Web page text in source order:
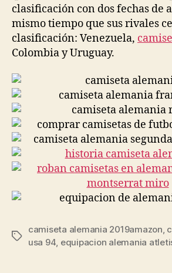
clasificación con dos fechas de
mismo tiempo que sus rivales
clasificación: Venezuela,
Colombia y Uruguay.
Etiquetas
camiseta alemania 2019amazon,
usa 94, equipacion alemania